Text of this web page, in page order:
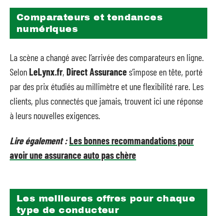
Comparateurs et tendances
numériques
La scène a changé avec l’arrivée des comparateurs en ligne.
SelonLeLynx.fr, Direct Assurances’impose en tête, porté
par des prix étudiés au millimètre et une flexibilité rare. Les
clients, plus connectés que jamais, trouvent ici une réponse
à leurs nouvelles exigences.
Lire également :Les bonnes recommandations pour
avoir une assurance auto pas chère
Les meilleures offres pour chaque
type de conducteur